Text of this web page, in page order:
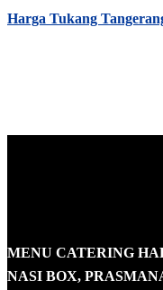
Harga Tukang
MENU CATERING
NASI BOX,